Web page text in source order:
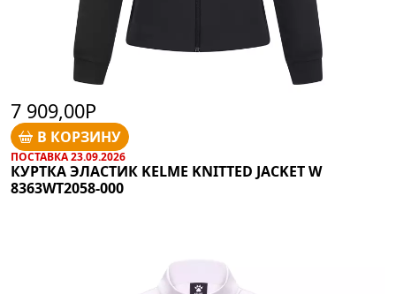
7 909,00Р
В КОРЗИНУ
ПОСТАВКА 23.09.2026
КУРТКА ЭЛАСТИК KELME KNITTED JACKET W
8363WT2058-000